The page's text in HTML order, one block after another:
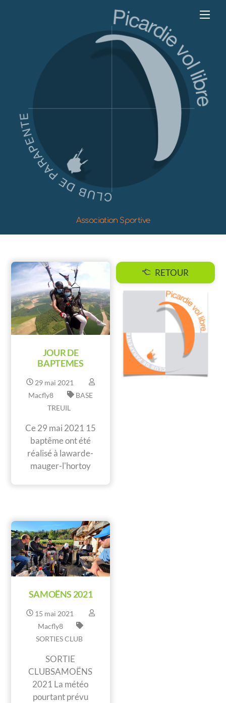
Association Sportive
JOUR DE
BAPTEMES
29 mai 2021
Macfly8
BASE
TREUIL
Ce 29 mai 2021 15
baptême ont été
réalisé à lawarde-
mauger-l'hortoy
SAMOËNS 2021
15 mai 2021
Macfly8
SORTIES CLUB
SORTIE
CLUBSAMOËNS
2021 La météo
pourtant prévu
RETOUR